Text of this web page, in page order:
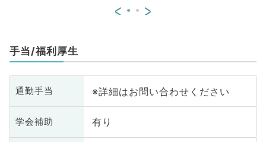
< >
手当/福利厚生
通勤手当 ※詳細はお問い合わせください
学会補助 有り